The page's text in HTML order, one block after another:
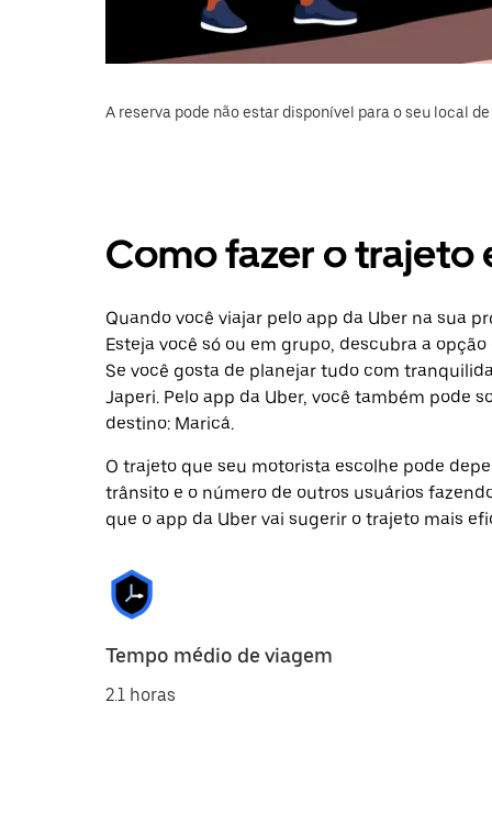
A reserva pode não estar disponível para o seu local
Como fazer o trajeto
Quando você viajar pelo app da Uber na sua
Esteja você só ou em grupo, descubra a
Se você gosta de planejar tudo com
Japeri. Pelo app da Uber, você também pode
destino: Maricá.
O trajeto que seu motorista escolhe pode
trânsito e o número de outros usuários
que o app da Uber vai sugerir o trajeto mais
Tempo médio de viagem
2.1 horas